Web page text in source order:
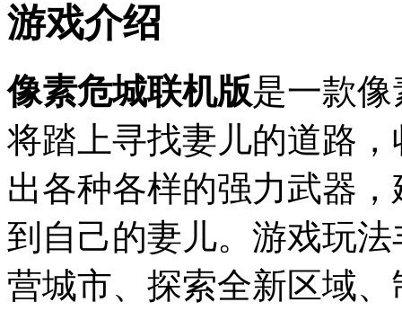
游戏介绍
像素危城联机版是一款
将踏上寻找妻儿的道路
出各种各样的强力武器
到自己的妻儿。游戏玩
营城市、探索全新区域